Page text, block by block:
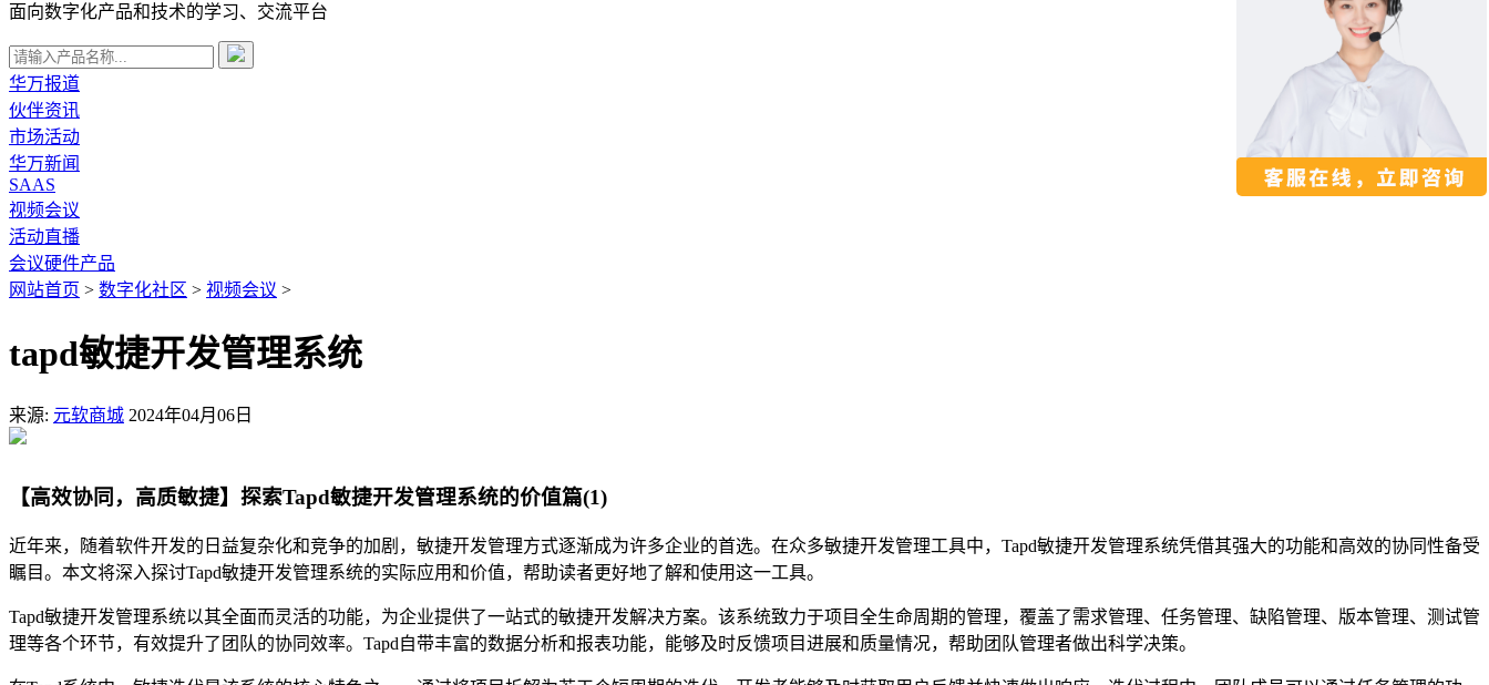
面向数字化产品和技术的学习、交流平台
华万报道
伙伴资讯
市场活动
华万新闻
SAAS
视频会议
活动直播
会议硬件产品
网站首页 > 数字化社区 > 视频会议 >
tapd敏捷开发管理系统
来源: 元软商城 2024年04月06日
【高效协同，高质敏捷】探索Tapd敏捷开发管理系统的价值篇(1)
近年来，随着软件开发的日益复杂化和竞争的加剧，敏捷开发管理方式逐渐成为许多企业的首选。在众多敏捷开发管理工具中，Tapd敏捷开发管理系统凭借其强大的功能和高效的协同性备受
瞩目。本文将深入探讨Tapd敏捷开发管理系统的实际应用和价值，帮助读者更好地了解和使用这一工具。
Tapd敏捷开发管理系统以其全面而灵活的功能，为企业提供了一站式的敏捷开发解决方案。该系统致力于项目全生命周期的管理，覆盖了需求管理、任务管理、缺陷管理、版本管理、测试管
理等各个环节，有效提升了团队的协同效率。Tapd自带丰富的数据分析和报表功能，能够及时反馈项目进展和质量情况，帮助团队管理者做出科学决策。